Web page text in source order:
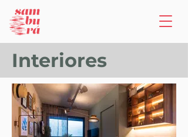
Interiores